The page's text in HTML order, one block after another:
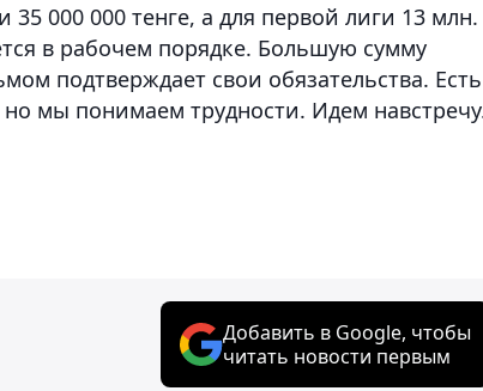
35 000 000 тенге, а для первой лиги 13 млн.
в рабочем порядке. Большую сумму
подтверждает свои обязательства. Есть
мы понимаем трудности. Идем
Добавить в Google, чтобы
читать новости первым